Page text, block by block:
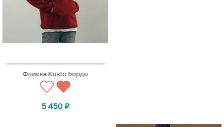
Флиска Kusto бордо
5 450 ₽